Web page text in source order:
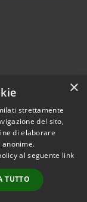
2026 • Comune di
• Powered by
•
Accesso
redazione
×
strettamente
del sito,
di elaborare
al seguente link
TUTTO